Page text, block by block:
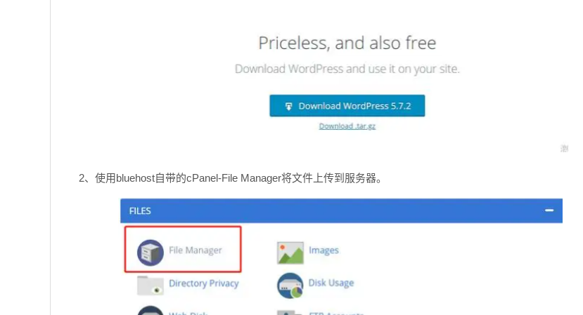
2、使用bluehost自带的cPanel-File Manager将文件上传到服务器。